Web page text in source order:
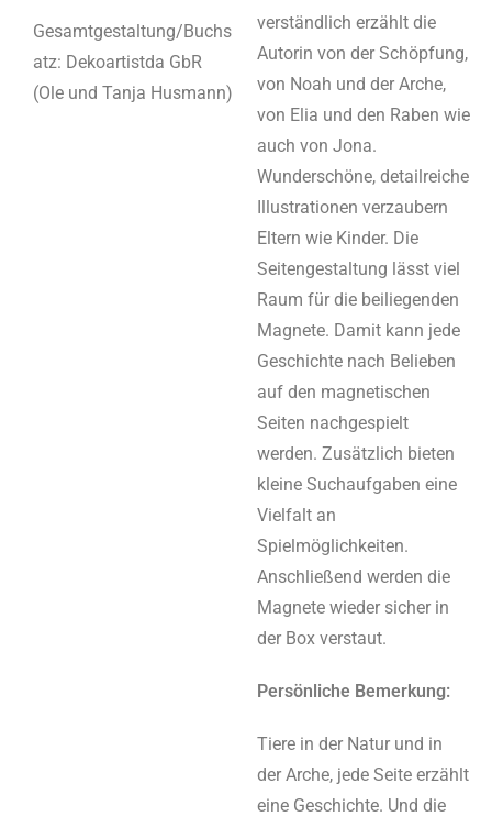
Gesamtgestaltung/Buchs
atz: Dekoartistda GbR
(Ole und Tanja Husmann)
verständlich erzählt die
Autorin von der Schöpfung,
von Noah und der Arche,
von Elia und den Raben wie
auch von Jona.
Wunderschöne, detailreiche
Illustrationen verzaubern
Eltern wie Kinder. Die
Seitengestaltung lässt viel
Raum für die beiliegenden
Magnete. Damit kann jede
Geschichte nach Belieben
auf den magnetischen
Seiten nachgespielt
werden. Zusätzlich bieten
kleine Suchaufgaben eine
Vielfalt an
Spielmöglichkeiten.
Anschließend werden die
Magnete wieder sicher in
der Box verstaut.
Persönliche Bemerkung:
Tiere in der Natur und in
der Arche, jede Seite erzählt
eine Geschichte. Und die